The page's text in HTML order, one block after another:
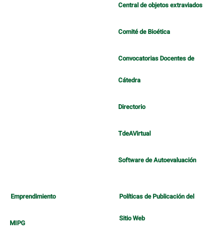
Central de objetos extraviados
Comité de Bioética
Convocatorias Docentes de
Cátedra
Directorio
TdeAVirtual
Software de Autoevaluación
Emprendimiento
MIPG
Políticas de Publicación del
Sitio Web